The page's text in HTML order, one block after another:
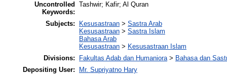
Uncontrolled
Keywords:
Tashwir; Kafir; Al Quran
Subjects: Kesusastraan > Sastra Arab
Kesusastraan > Sastra Islam
Bahasa Arab
Kesusastraan > Kesusastraan Islam
Divisions:
Fakultas Adab dan Humaniora> Bahasa dan
Depositing User:
Mr. Supriyatno Hary